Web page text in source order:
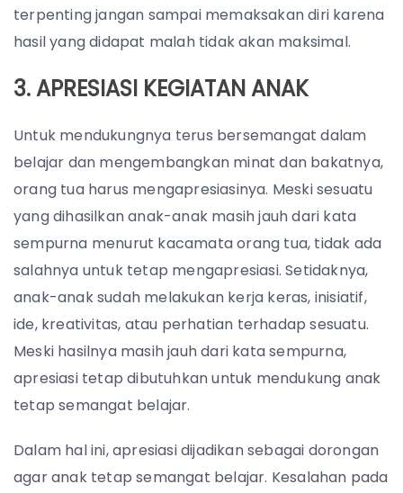
terpenting jangan sampai memaksakan diri karena
hasil yang didapat malah tidak akan maksimal.
3. APRESIASI KEGIATAN ANAK
Untuk mendukungnya terus bersemangat dalam
belajar dan mengembangkan minat dan bakatnya,
orang tua harus mengapresiasinya. Meski sesuatu
yang dihasilkan anak-anak masih jauh dari kata
sempurna menurut kacamata orang tua, tidak ada
salahnya untuk tetap mengapresiasi. Setidaknya,
anak-anak sudah melakukan kerja keras, inisiatif,
ide, kreativitas, atau perhatian terhadap sesuatu.
Meski hasilnya masih jauh dari kata sempurna,
apresiasi tetap dibutuhkan untuk mendukung anak
tetap semangat belajar.
Dalam hal ini, apresiasi dijadikan sebagai dorongan
agar anak tetap semangat belajar. Kesalahan pada